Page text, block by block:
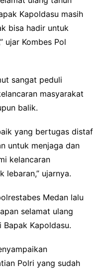
Kapoldasu masih
bisa hadir untuk
ujar Kombes Pol
sangat peduli
masyarakat
balik.
yang bertugas distaf
untuk menjaga dan
kelancaran
lebaran,” ujarnya.
Medan lalu
selamat ulang
Kapoldasu.
Polri yang sudah